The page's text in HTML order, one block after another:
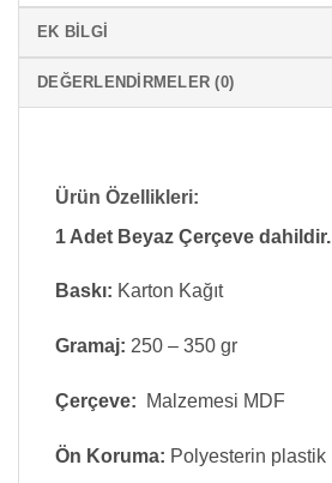
EK BILGI
DEĞERLENDIRMELER (0)
Ürün Özellikleri:
1 Adet Beyaz Çerçeve dahildir.
Baskı: Karton Kağıt
Gramaj: 250 – 350 gr
Çerçeve: Malzemesi MDF
Ön Koruma: Polyesterin plastik